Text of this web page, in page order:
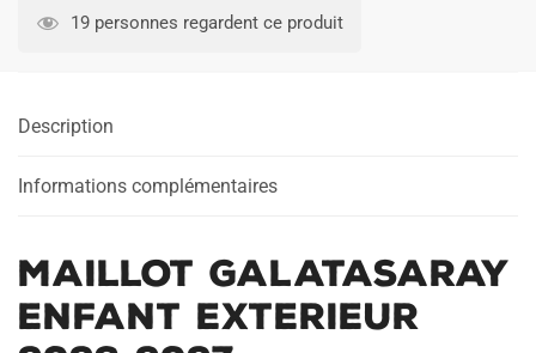
Galatasaray
2027
19 personnes regardent ce produit
Description
Informations complémentaires
Maillot Galatasaray
Enfant Exterieur